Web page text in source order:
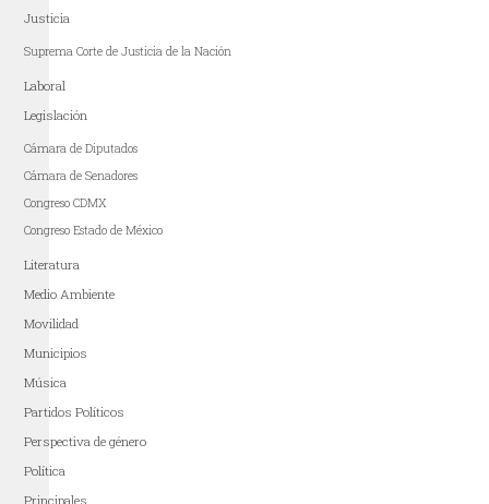
Justicia
Suprema Corte de Justicia de la Nación
Laboral
Legislación
Cámara de Diputados
Cámara de Senadores
Congreso CDMX
Congreso Estado de México
Literatura
Medio Ambiente
Movilidad
Municipios
Música
Partidos Políticos
Perspectiva de género
Política
Principales